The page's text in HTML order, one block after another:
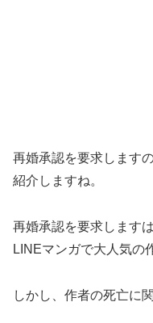
再婚承認を要求します
紹介しますね。
再婚承認を要求します
LINEマンガで大人気の
しかし、作者の死亡に